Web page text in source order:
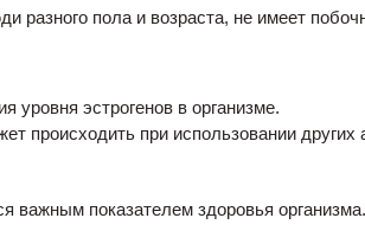
разного пола и возраста, не имеет
уровня эстрогенов в организме.
происходить при использовании
важным показателем здоровья организма.